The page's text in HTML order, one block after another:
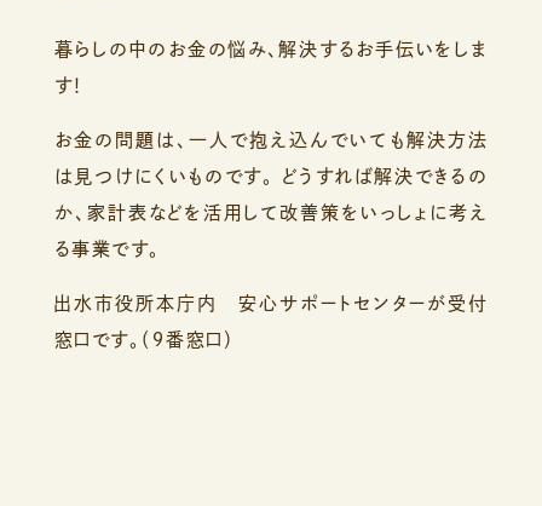
暮らしの中のお金の悩み、解決するお手伝いをしま
す！
お金の問題は、一人で抱え込んでいても解決方法
は見つけにくいものです。
どうすれば解決できるの
か、家計表などを活用して改善策をいっしょに考え
る事業です。
出水市役所本庁内 安心サポートセンターが受付
窓口です。（９番窓口）